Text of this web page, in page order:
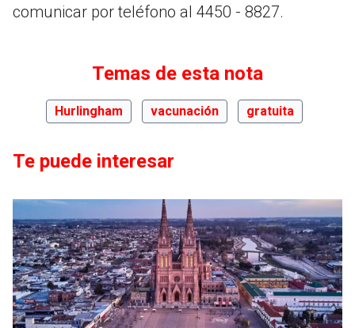
comunicar por teléfono al 4450 - 8827.
Temas de esta nota
Hurlingham vacunación gratuita
Te puede interesar